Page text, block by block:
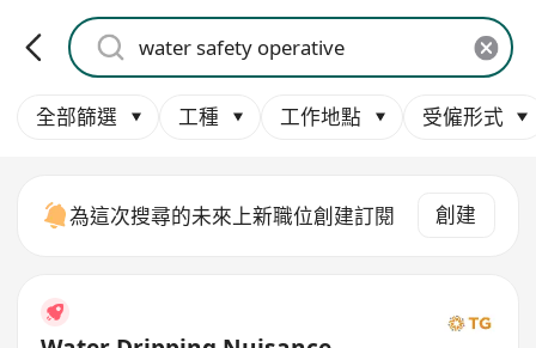
全部篩選 工種 工作地點 受僱形式
為這次搜尋的未來上新職位創建訂閱 創建